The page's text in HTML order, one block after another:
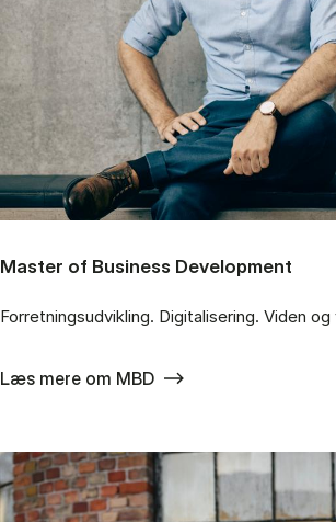
Master of Business Development
Forretningsudvikling. Digitalisering. Viden
Læs mere om MBD